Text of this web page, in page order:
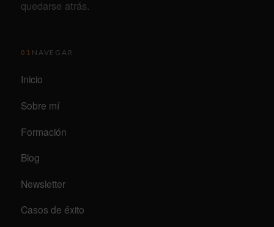
quedarse atrás.
01 NAVEGAR
Inicio
Sobre mí
Formación
Blog
Newsletter
Casos de éxito